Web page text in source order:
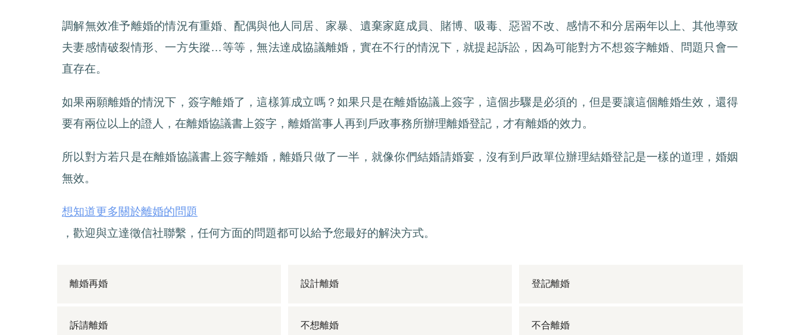
調解無效准予離婚的情況有重婚、配偶與他人同居、家暴、遺棄家庭成員、賭博、吸毒、惡習不改、感情不和分居兩年以上、其他導致
夫妻感情破裂情形、一方失蹤…等等，無法達成協議離婚，實在不行的情況下，就提起訴訟，因為可能對方不想簽字離婚、問題只會一
直存在。
如果兩願離婚的情況下，簽字離婚了，這樣算成立嗎？如果只是在離婚協議上簽字，這個步驟是必須的，但是要讓這個離婚生效，還得
要有兩位以上的證人，在離婚協議書上簽字，離婚當事人再到戶政事務所辦理離婚登記，才有離婚的效力。
所以對方若只是在離婚協議書上簽字離婚，離婚只做了一半，就像你們結婚請婚宴，沒有到戶政單位辦理結婚登記是一樣的道理，婚姻
無效。
想知道更多關於離婚的問題
，歡迎與立達徵信社聯繫，任何方面的問題都可以給予您最好的解決方式。
離婚再婚 設計離婚 登記離婚
訴請離婚 不想離婚 不合離婚